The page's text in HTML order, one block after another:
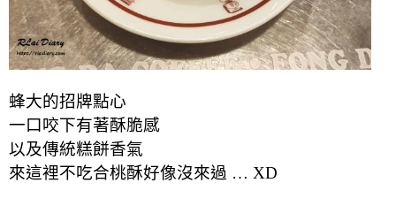
蜂大的招牌點心
一口咬下有著酥脆感
以及傳統糕餅香氣
來這裡不吃合桃酥好像沒來過 … XD